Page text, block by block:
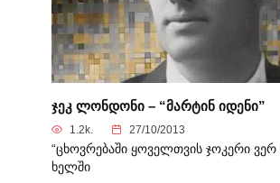
ჯეკ ლონდონი – “მარტინ იდენი”
1.2k. 27/10/2013
“ცხოვრებაში ყოველთვის ჯოკერი ვერ
ხელში